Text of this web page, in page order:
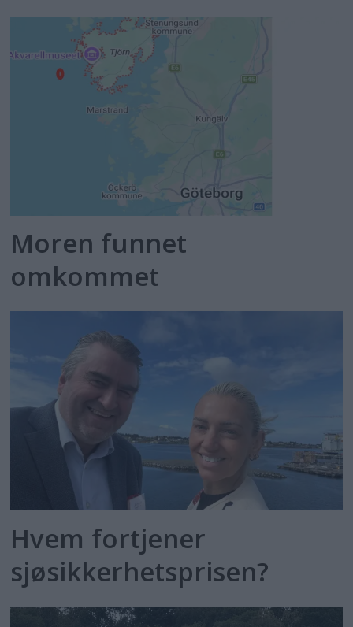
Moren funnet
omkommet
Hvem fortjener
sjøsikkerhetsprisen?